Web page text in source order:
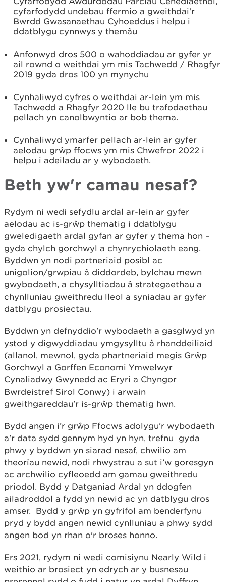
cyfarfodydd undebau ffermio a gweithdai'r
Bwrdd Gwasanaethau Cyhoeddus i helpu i
ddatblygu cynnwys y themâu
Anfonwyd dros 500 o wahoddiadau ar gyfer yr
ail rownd o weithdai ym mis Tachwedd / Rhagfyr
2019 gyda dros 100 yn mynychu
Cynhaliwyd cyfres o weithdai ar-lein ym mis
Tachwedd a Rhagfyr 2020 lle bu trafodaethau
pellach yn canolbwyntio ar bob thema.
Cynhaliwyd ymarfer pellach ar-lein ar gyfer
aelodau grŵp ffocws ym mis Chwefror 2022 i
helpu i adeiladu ar y wybodaeth.
Beth yw'r camau nesaf?
Rydym ni wedi sefydlu ardal ar-lein ar gyfer
aelodau ac is-grŵp thematig i ddatblygu
gweledigaeth ardal gyfan ar gyfer y thema hon –
gyda chylch gorchwyl a chynrychiolaeth eang.
Byddwn yn nodi partneriaid posibl ac
unigolion/grwpiau â diddordeb, bylchau mewn
gwybodaeth, a chysylltiadau â strategaethau a
chynlluniau gweithredu lleol a syniadau ar gyfer
datblygu prosiectau.
Byddwn yn defnyddio'r wybodaeth a gasglwyd yn
ystod y digwyddiadau ymgysylltu â rhanddeiliaid
(allanol, mewnol, gyda phartneriaid megis Grŵp
Gorchwyl a Gorffen Economi Ymwelwyr
Cynaliadwy Gwynedd ac Eryri a Chyngor
Bwrdeistref Sirol Conwy) i arwain
gweithgareddau'r is-grŵp thematig hwn.
Bydd angen i’r grŵp Ffocws adolygu'r wybodaeth
a'r data sydd gennym hyd yn hyn, trefnu gyda
phwy y byddwn yn siarad nesaf, chwilio am
theorïau newid, nodi rhwystrau a sut i’w goresgyn
ac archwilio cyfleoedd am gamau gweithredu
priodol. Bydd y Datganiad Ardal yn ddogfen
ailadroddol a fydd yn newid ac yn datblygu dros
amser. Bydd y grŵp yn gyfrifol am benderfynu
pryd y bydd angen newid cynlluniau a phwy sydd
angen bod yn rhan o'r broses honno.
Ers 2021, rydym ni wedi comisiynu Nearly Wild i
weithio ar brosiect yn edrych ar y busnesau